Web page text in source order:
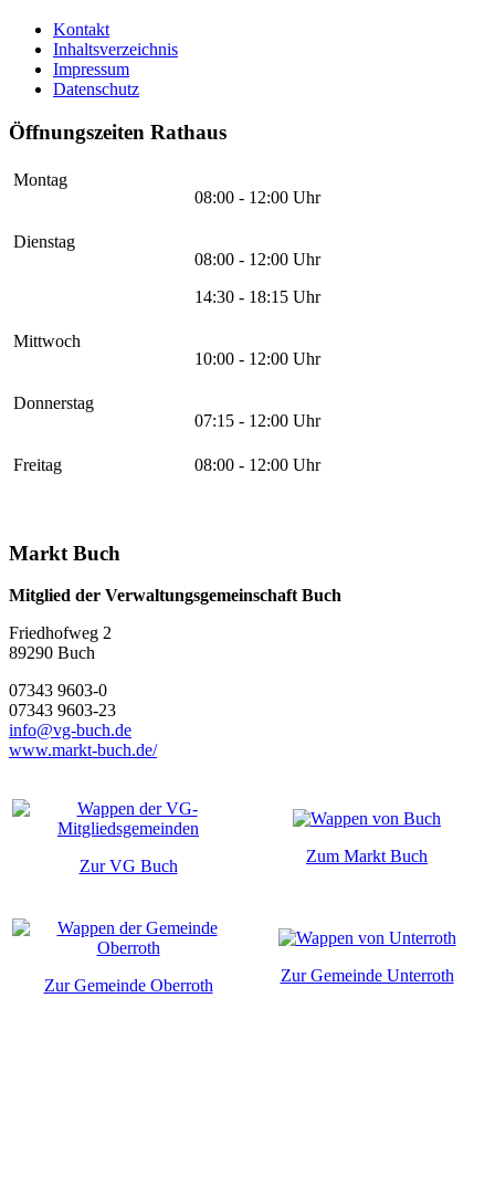
Kontakt
Inhaltsverzeichnis
Impressum
Datenschutz
Öffnungszeiten Rathaus
Montag
08:00 - 12:00 Uhr
Dienstag
08:00 - 12:00 Uhr
14:30 - 18:15 Uhr
Mittwoch
10:00 - 12:00 Uhr
Donnerstag
07:15 - 12:00 Uhr
Freitag 08:00 - 12:00 Uhr
Markt Buch
Mitglied der Verwaltungsgemeinschaft Buch
Friedhofweg 2
89290 Buch
07343 9603-0
07343 9603-23
info@vg-buch.de
www.markt-buch.de/
Zur VG Buch
Zum Markt Buch
Zur Gemeinde Oberroth
Zur Gemeinde Unterroth